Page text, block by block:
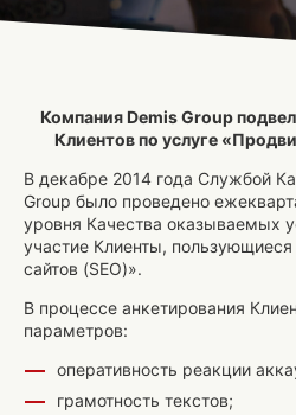
Компания Demis Group
Клиентов по услуге
В декабре 2014 года Службой
Group было проведено
уровня Качества оказываемых
участие Клиенты,
сайтов (SEO)».
В процессе анкетирования
параметров:
оперативность реакции
грамотность текстов;